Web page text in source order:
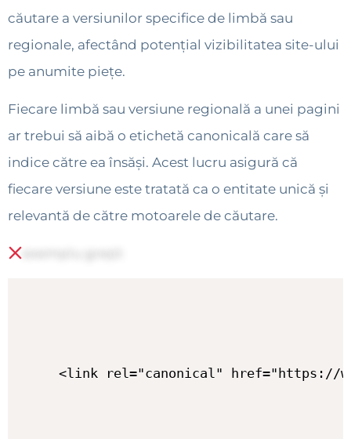
căutare a versiunilor specifice de limbă sau
regionale, afectând potențial vizibilitatea site-ului
pe anumite piețe.
Fiecare limbă sau versiune regională a unei pagini
ar trebui să aibă o etichetă canonicală care să
indice către ea însăși. Acest lucru asigură că
fiecare versiune este tratată ca o entitate unică și
relevantă de către motoarele de căutare.